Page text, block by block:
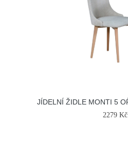
JÍDELNÍ ŽIDLE MONTI 5
2279 Kč